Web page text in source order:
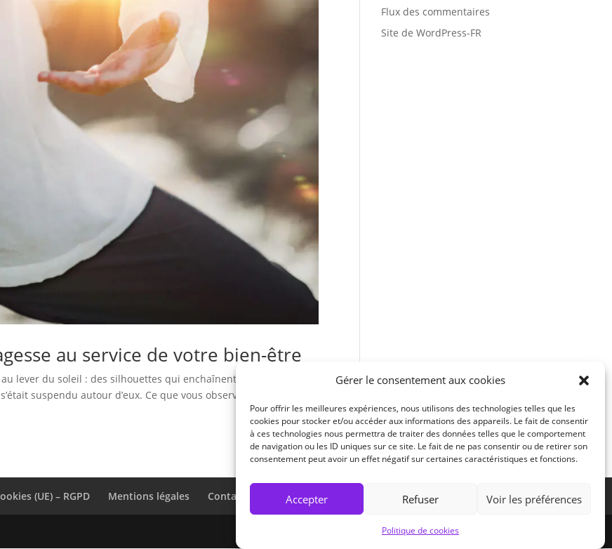
Gérer le consentement aux cookies
Pour offrir les meilleures expériences, nous utilisons des technologies telles que les
cookies pour stocker et/ou accéder aux informations des appareils. Le fait de consentir
à ces technologies nous permettra de traiter des données telles que le comportement
de navigation ou les ID uniques sur ce site. Le fait de ne pas consentir ou de retirer son
consentement peut avoir un effet négatif sur certaines caractéristiques et fonctions.
Accepter Refuser Voir les préférences
Politique de cookies
au service de votre bien-être
lever du soleil : des silhouettes qui enchaînent des
suspendu autour d’eux. Ce que vous observiez, c’était sans
Flux des commentaires
Site de WordPress-FR
(UE) – RGPD Mentions légales Contact Partenariat avec Promotions exceptionnelles